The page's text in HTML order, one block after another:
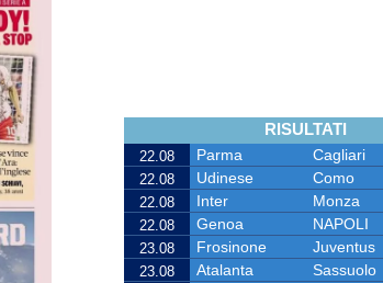
RISULTATI
22.08 Parma Cagliari
22.08
Udinese Como
22.08
Inter Monza
22.08
Genoa NAPOLI
23.08
Frosinone Juventus
23.08
Atalanta Sassuolo